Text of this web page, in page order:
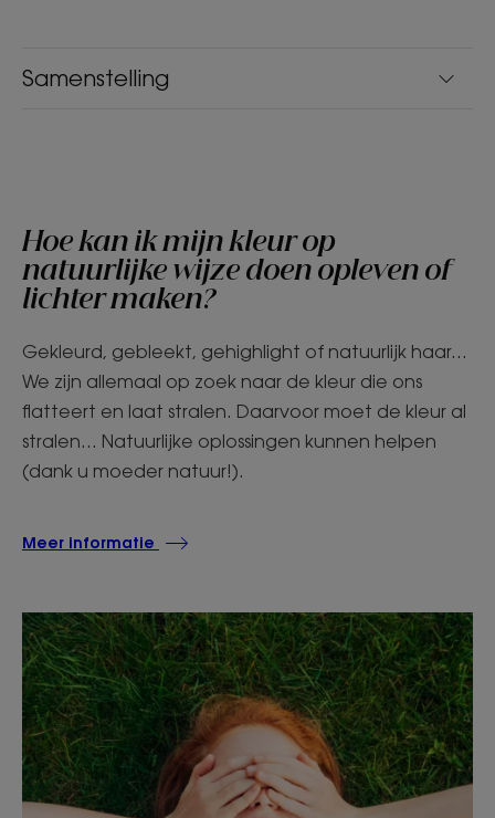
Samenstelling
Hoe kan ik mijn kleur op
natuurlijke wijze doen opleven of
lichter maken?
Gekleurd, gebleekt, gehighlight of natuurlijk haar...
We zijn allemaal op zoek naar de kleur die ons
flatteert en laat stralen. Daarvoor moet de kleur al
stralen... Natuurlijke oplossingen kunnen helpen
(dank u moeder natuur!).
Meer informatie